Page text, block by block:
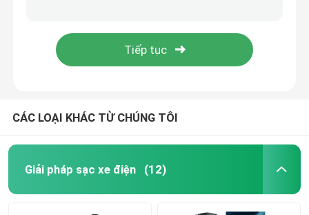
CÁC LOẠI KHÁC TỪ CHÚNG TÔI
Giải pháp sạc xe điện (12)